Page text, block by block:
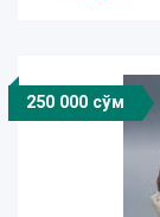
250 000 сўм